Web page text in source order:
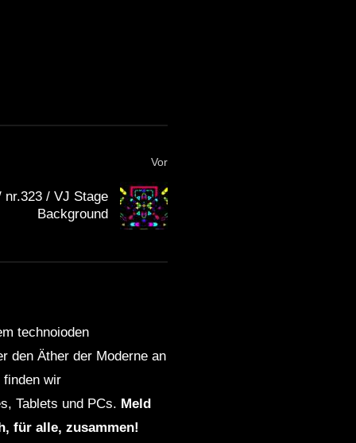
Vor
/ VJ Stage
Background
technoioden
den Äther der Moderne an
finden wir
Tablets und PCs. Meld
für alle, zusammen!